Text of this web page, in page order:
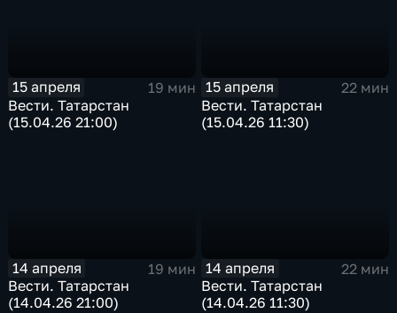
15 апреля
19 мин
Вести. Татарстан
(15.04.26 21:00)
15 апреля
22 мин
Вести. Татарстан
(15.04.26 11:30)
14 апреля
19 мин
Вести. Татарстан
(14.04.26 21:00)
14 апреля
22 мин
Вести. Татарстан
(14.04.26 11:30)